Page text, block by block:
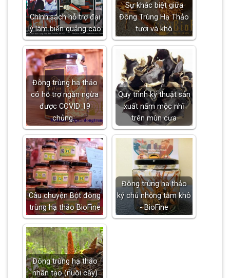
Chính sách hỗ trợ đại
lý làm biển quảng cáo
Sự khác biệt giữa
Đông Trùng Hạ Thảo
tươi và khô
Đông trùng hạ thảo
có hỗ trợ ngăn ngừa
được COVID 19
chủng…
Quy trình kỹ thuật sản
xuất nấm mộc nhĩ
trên mùn cưa
Câu chuyện Bột đông
trùng hạ thảo BioFine
Đông trùng hạ thảo
ký chủ nhộng tằm khô
- BioFine
Đông trùng hạ thảo
nhân tạo (nuôi cấy)